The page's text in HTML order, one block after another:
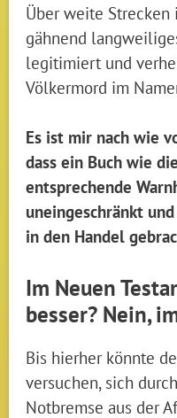
Über weite
gähnend
legitimiert und
Völkermord im
Es ist mir nach wie
dass ein Buch wie
entsprechende
uneingeschränkt
in den Handel
Im Neuen
besser? Nein,
Bis hierher könnte
versuchen, sich
Notbremse aus der